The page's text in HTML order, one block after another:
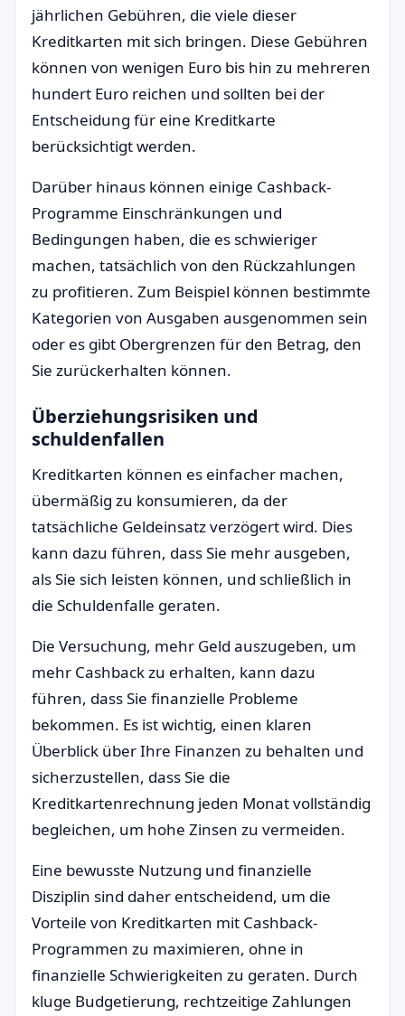
jährlichen Gebühren, die viele dieser
Kreditkarten mit sich bringen. Diese Gebühren
können von wenigen Euro bis hin zu mehreren
hundert Euro reichen und sollten bei der
Entscheidung für eine Kreditkarte
berücksichtigt werden.
Darüber hinaus können einige Cashback-
Programme Einschränkungen und
Bedingungen haben, die es schwieriger
machen, tatsächlich von den Rückzahlungen
zu profitieren. Zum Beispiel können bestimmte
Kategorien von Ausgaben ausgenommen sein
oder es gibt Obergrenzen für den Betrag, den
Sie zurückerhalten können.
Überziehungsrisiken und
schuldenfallen
Kreditkarten können es einfacher machen,
übermäßig zu konsumieren, da der
tatsächliche Geldeinsatz verzögert wird. Dies
kann dazu führen, dass Sie mehr ausgeben,
als Sie sich leisten können, und schließlich in
die Schuldenfalle geraten.
Die Versuchung, mehr Geld auszugeben, um
mehr Cashback zu erhalten, kann dazu
führen, dass Sie finanzielle Probleme
bekommen. Es ist wichtig, einen klaren
Überblick über Ihre Finanzen zu behalten und
sicherzustellen, dass Sie die
Kreditkartenrechnung jeden Monat vollständig
begleichen, um hohe Zinsen zu vermeiden.
Eine bewusste Nutzung und finanzielle
Disziplin sind daher entscheidend, um die
Vorteile von Kreditkarten mit Cashback-
Programmen zu maximieren, ohne in
finanzielle Schwierigkeiten zu geraten. Durch
kluge Budgetierung, rechtzeitige Zahlungen